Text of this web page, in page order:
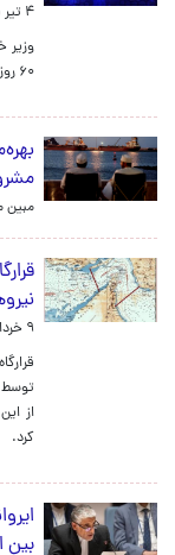
۴ تیر ۱۴۰۵، ۱۶:۴۶
وزیر
۶۰ روزه تردد در تنگه هرمز ضروری است.
مبین
۹ خرداد ۱۴۰۵، ۱۹:۳۸
توسط
از
کرد.